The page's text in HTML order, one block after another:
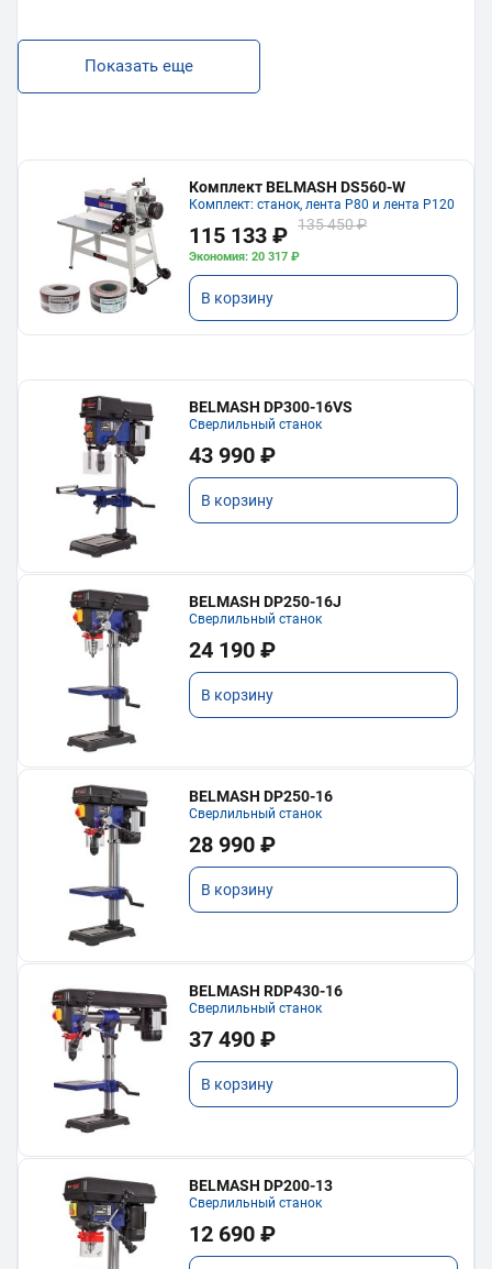
Показать еще
Комплект BELMASH DS560-W
Комплект: станок, лента P80 и лента P120
115 133 ₽ 135 450 ₽
Экономия: 20 317 ₽
В корзину
BELMASH DP300-16VS
Сверлильный станок
43 990 ₽
В корзину
BELMASH DP250-16J
Сверлильный станок
24 190 ₽
В корзину
BELMASH DP250-16
Сверлильный станок
28 990 ₽
В корзину
BELMASH RDP430-16
Сверлильный станок
37 490 ₽
В корзину
BELMASH DP200-13
Сверлильный станок
12 690 ₽